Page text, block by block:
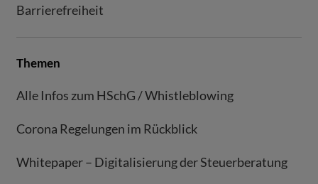
Barrierefreiheit
Themen
Alle Infos zum HSchG / Whistleblowing
Corona Regelungen im Rückblick
Whitepaper – Digitalisierung der Steuerberatung